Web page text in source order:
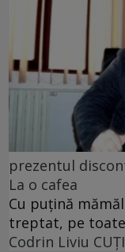
prezentul
La o cafea
Cu puţină
treptat, pe
Codrin Liviu